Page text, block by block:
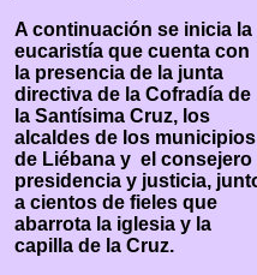
A continuación se inicia la
eucaristía que cuenta con
la presencia de la junta
directiva de la Cofradía de
la Santísima Cruz, los
alcaldes de los municipios
de Liébana y el consejero
presidencia y justicia,
a cientos de fieles que
abarrota la iglesia y la
capilla de la Cruz.